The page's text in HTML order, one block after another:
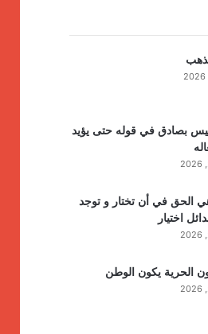
بصادق في قوله حتى يؤيد
الحق في أن تختار و توجد
اختيار
الحرية يكون الوطن